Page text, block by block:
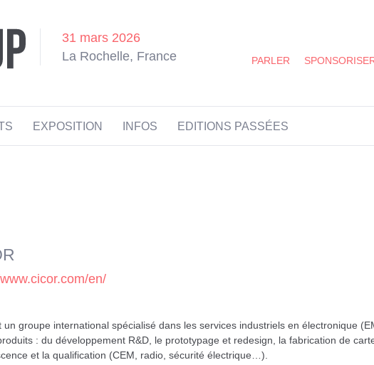
31 mars 2026
La Rochelle, France
EXPOSITION INFOS EDITIONS PASSÉES
PARLER
en/
un groupe international spécialisé dans les services industriels en électronique
: du développement R&D, le prototypage et redesign, la fabrication de
et la qualification (CEM, radio, sécurité électrique…).